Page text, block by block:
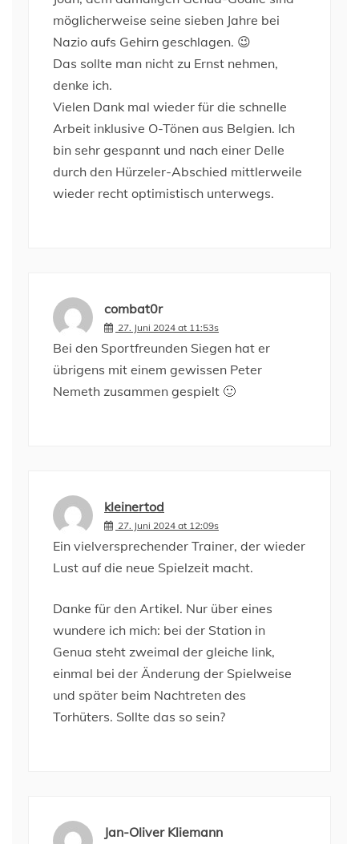
möglicherweise seine sieben Jahre bei
Nazio aufs Gehirn geschlagen. 😉
Das sollte man nicht zu Ernst nehmen,
denke ich.
Vielen Dank mal wieder für die schnelle
Arbeit inklusive O-Tönen aus Belgien. Ich
bin sehr gespannt und nach einer Delle
durch den Hürzeler-Abschied mittlerweile
wieder recht optimistisch unterwegs.
combat0r
27. Juni 2024 at 11:53s
Bei den Sportfreunden Siegen hat er
übrigens mit einem gewissen Peter
Nemeth zusammen gespielt 🙂
kleinertod
27. Juni 2024 at 12:09s
Ein vielversprechender Trainer, der wieder
Lust auf die neue Spielzeit macht.
Danke für den Artikel. Nur über eines
wundere ich mich: bei der Station in
Genua steht zweimal der gleiche link,
einmal bei der Änderung der Spielweise
und später beim Nachtreten des
Torhüters. Sollte das so sein?
Jan-Oliver Kliemann